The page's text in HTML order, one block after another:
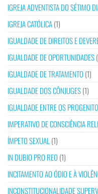
IGREJA ADVENTISTA DO SÉTIMO
IGREJA CATÓLICA(1)
IGUALDADE DE DIREITOS E
IGUALDADE DE OPORTUNIDADES
IGUALDADE DE TRATAMENTO (1)
IGUALDADE DOS CÔNJUGES(1)
IGUALDADE ENTRE OS
IMPERATIVO DE CONSCIÊNCIA
ÍMPETO SEXUAL (1)
IN DUBIO PRO REO (1)
INCITAMENTO AO ÓDIO E À
INCONSTITUCIONALIDADE